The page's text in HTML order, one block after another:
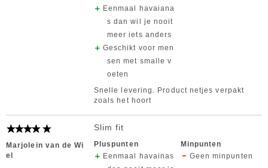
Eenmaal havaiana
s dan wil je nooit
meer iets anders
Geschikt voor men
sen met smalle v
oeten
Snelle levering. Product netjes verpakt
zoals het hoort
Marjolein van de Wi
el
Slim fit
Pluspunten
Eenmaal havainas
Minpunten
Geen minpunten